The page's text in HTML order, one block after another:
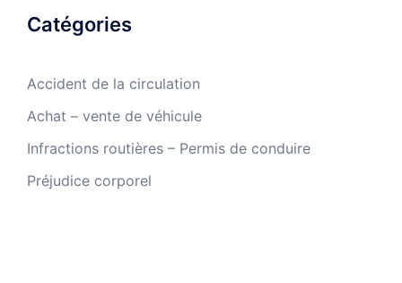
Catégories
Accident de la circulation
Achat – vente de véhicule
Infractions routières – Permis de conduire
Préjudice corporel